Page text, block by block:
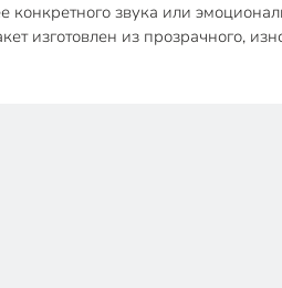
конкретного звука или
изготовлен из прозрачного,